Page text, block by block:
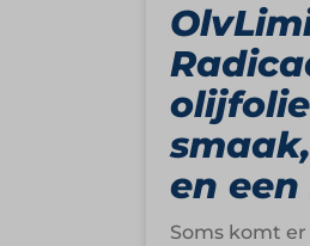
en een
Soms komt